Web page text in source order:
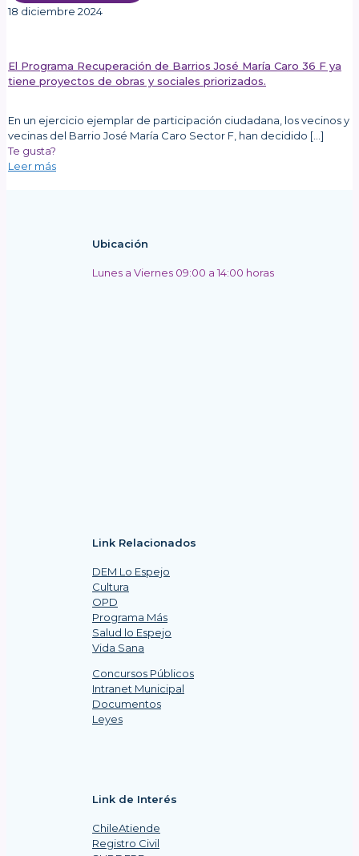
18 diciembre 2024
El Programa Recuperación de Barrios José María Caro 36 F ya
tiene proyectos de obras y sociales priorizados.
En un ejercicio ejemplar de participación ciudadana, los vecinos y
vecinas del Barrio José María Caro Sector F, han decidido […]
Te gusta?
Leer más
Ubicación
Lunes a Viernes 09:00 a 14:00 horas
Link Relacionados
DEM Lo Espejo
Cultura
OPD
Programa Más
Salud lo Espejo
Vida Sana
Concursos Públicos
Intranet Municipal
Documentos
Leyes
Link de Interés
ChileAtiende
Registro Civil